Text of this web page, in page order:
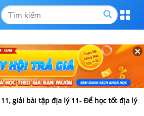
giải bài tập địa lý 11- Để học tốt địa lý